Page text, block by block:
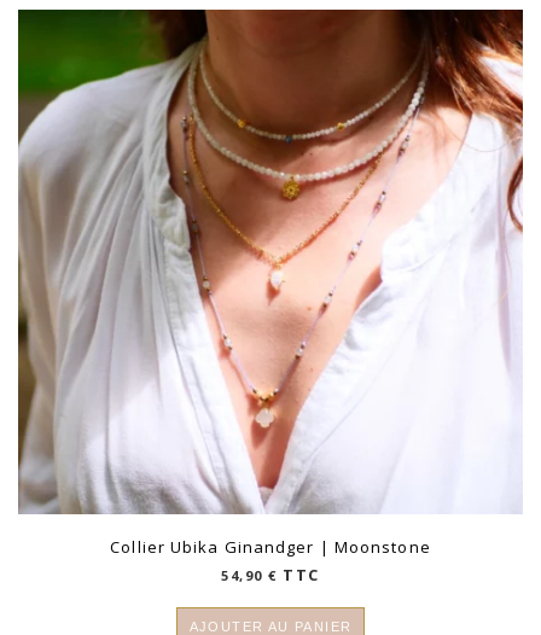
Collier Ubika Ginandger | Moonstone
54,90€ TTC
AJOUTER AU PANIER